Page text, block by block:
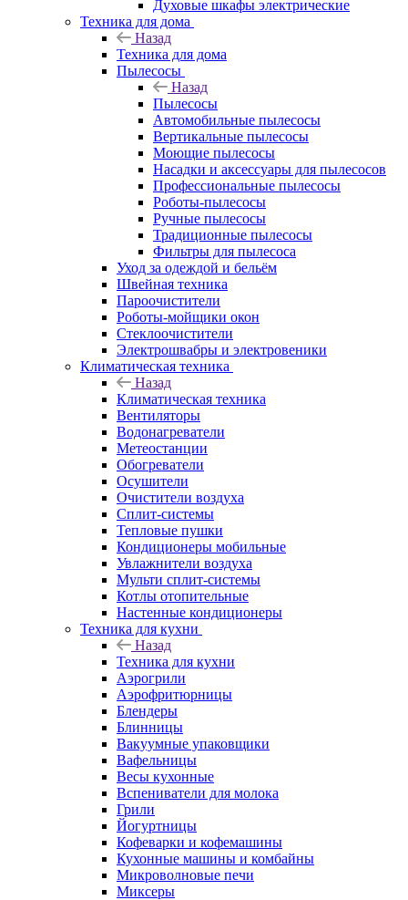
Духовые шкафы электрические
Техника для дома
Назад
Техника для дома
Пылесосы
Назад
Пылесосы
Автомобильные пылесосы
Вертикальные пылесосы
Моющие пылесосы
Насадки и аксессуары для пылесосов
Профессиональные пылесосы
Роботы-пылесосы
Ручные пылесосы
Традиционные пылесосы
Фильтры для пылесоса
Уход за одеждой и бельём
Швейная техника
Пароочистители
Роботы-мойщики окон
Стеклоочистители
Электрошвабры и электровеники
Климатическая техника
Назад
Климатическая техника
Вентиляторы
Водонагреватели
Метеостанции
Обогреватели
Осушители
Очистители воздуха
Сплит-системы
Тепловые пушки
Кондиционеры мобильные
Увлажнители воздуха
Мульти сплит-системы
Котлы отопительные
Настенные кондиционеры
Техника для кухни
Назад
Техника для кухни
Аэрогрили
Аэрофритюрницы
Блендеры
Блинницы
Вакуумные упаковщики
Вафельницы
Весы кухонные
Вспениватели для молока
Грили
Йогуртницы
Кофеварки и кофемашины
Кухонные машины и комбайны
Микроволновые печи
Миксеры